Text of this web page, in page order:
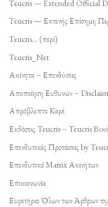
Teucris — Extended Official
Teucris — Εκτενής Επίσημη
Teucris… (περί)
Teucris_Net
Ακίνητα – Επενδύσεις
Αποποίηση Ευθυνών –
Απρόβλεπτο Καρέ
Εκδόσεις Teucris – Teucris
Επενδυτικές Προτάσεις by
Επενδυτικό Matrix Ακινήτων
Επικοινωνία
Ευρετήριο Όλων των Άρθρων